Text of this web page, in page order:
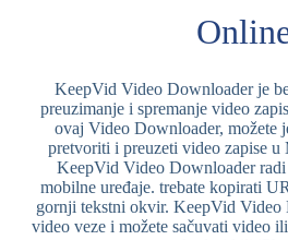
KeepVid Video Downloader je
preuzimanje i spremanje video
ovaj Video Downloader, možete
pretvoriti i preuzeti video zapise
KeepVid Video Downloader radi
mobilne uređaje. trebate kopirati
gornji tekstni okvir. KeepVid
video veze i možete sačuvati video